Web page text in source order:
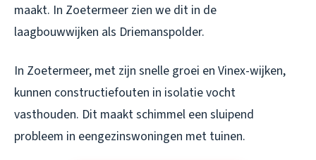
maakt. In Zoetermeer zien we dit in de
laagbouwwijken als Driemanspolder.
In Zoetermeer, met zijn snelle groei en Vinex-wijken,
kunnen constructiefouten in isolatie vocht
vasthouden. Dit maakt schimmel een sluipend
probleem in eengezinswoningen met tuinen.